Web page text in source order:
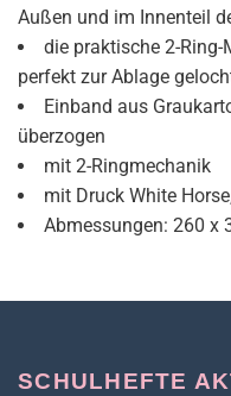
Außen und im Innenteil
die praktische 2-
perfekt zur Ablage
Einband aus
überzogen
mit 2-Ringmechanik
mit Druck White
Abmessungen: 260 x
SCHULHEFTE